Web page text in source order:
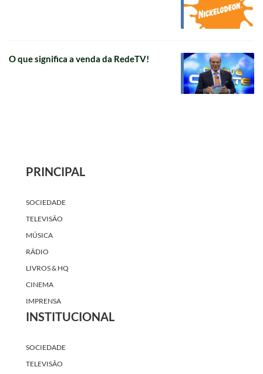
O que significa a venda da RedeTV!
PRINCIPAL
SOCIEDADE
TELEVISÃO
MÚSICA
RÁDIO
LIVROS & HQ
CINEMA
IMPRENSA
INSTITUCIONAL
SOCIEDADE
TELEVISÃO